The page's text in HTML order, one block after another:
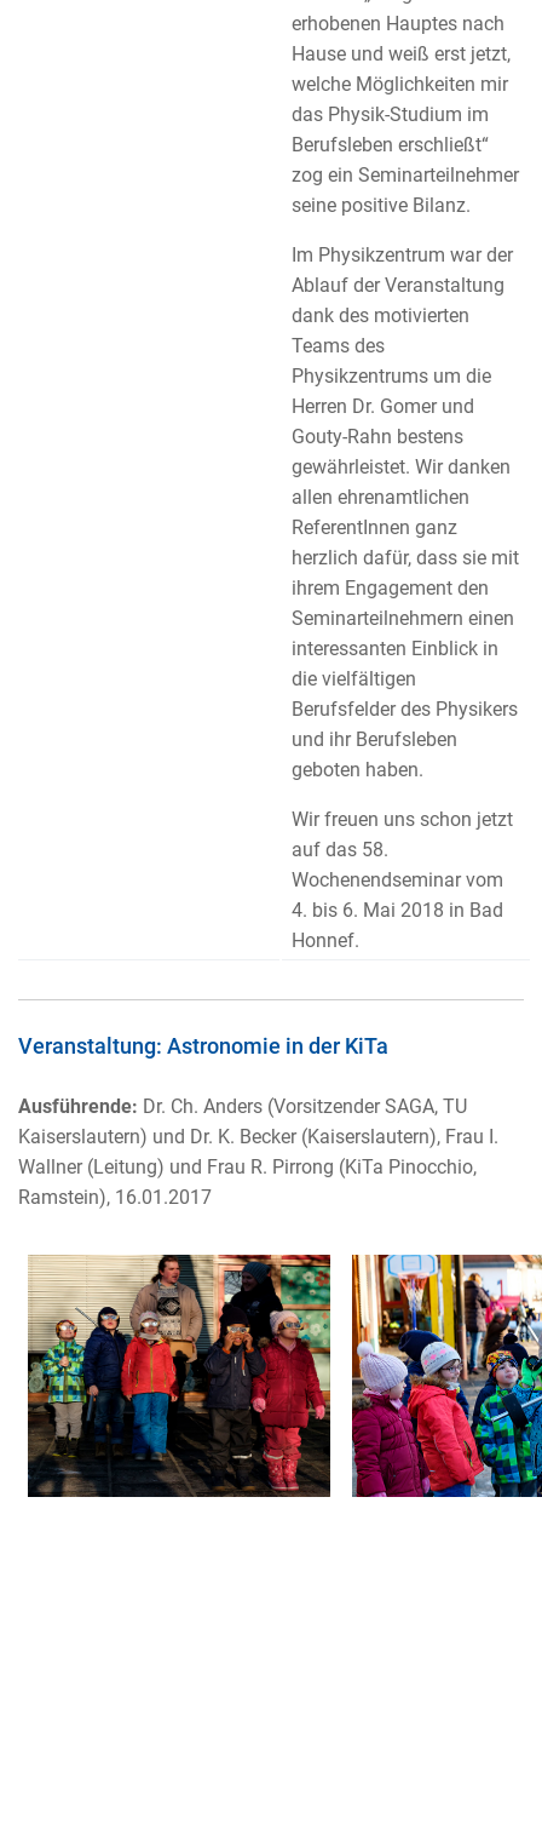
erhobenen Hauptes nach
Hause und weiß erst jetzt,
welche Möglichkeiten mir
das Physik-Studium im
Berufsleben erschließt“
zog ein Seminarteilnehmer
seine positive Bilanz.
Im Physikzentrum war der
Ablauf der Veranstaltung
dank des motivierten
Teams des
Physikzentrums um die
Herren Dr. Gomer und
Gouty-Rahn bestens
gewährleistet. Wir danken
allen ehrenamtlichen
ReferentInnen ganz
herzlich dafür, dass sie mit
ihrem Engagement den
Seminarteilnehmern einen
interessanten Einblick in
die vielfältigen
Berufsfelder des Physikers
und ihr Berufsleben
geboten haben.
Wir freuen uns schon jetzt
auf das 58.
Wochenendseminar vom
4. bis 6. Mai 2018 in Bad
Honnef.
Veranstaltung: Astronomie in der KiTa
Ausführende: Dr. Ch. Anders (Vorsitzender SAGA, TU
Kaiserslautern) und Dr. K. Becker (Kaiserslautern), Frau I.
Wallner (Leitung) und Frau R. Pirrong (KiTa Pinocchio,
Ramstein), 16.01.2017